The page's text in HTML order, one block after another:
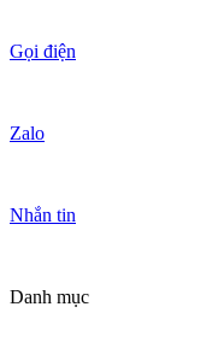
Gọi điện
Zalo
Nhắn tin
Danh mục